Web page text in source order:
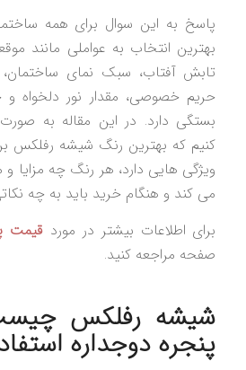
پاسخ به این سوال برای همه
بهترین انتخاب به عواملی مانند
تابش آفتاب، سبک نمای
حریم خصوصی، مقدار نور دلخواه
بستگی دارد. در این مقاله به
کنیم که بهترین رنگ شیشه رفلکس
ویژگی هایی دارد، هر رنگ چه مزایا
می کند و هنگام خرید باید به چه
برای اطلاعات بیشتر در مورد قیمت
صفحه مراجعه کنید.
شیشه رفلکس
پنجره دوجداره